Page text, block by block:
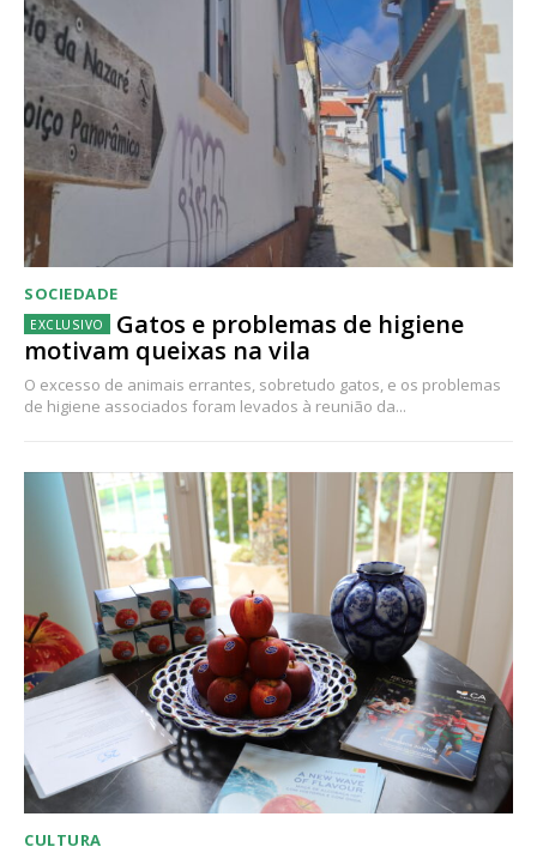
SOCIEDADE
Gatos e problemas de higiene
motivam queixas na vila
O excesso de animais errantes, sobretudo gatos, e os problemas
de higiene associados foram levados à reunião da...
CULTURA